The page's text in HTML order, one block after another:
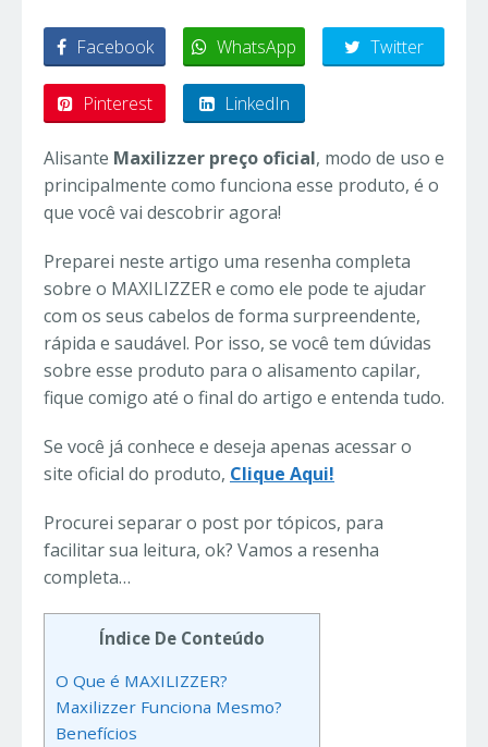
Facebook WhatsApp Twitter
Pinterest LinkedIn
Alisante Maxilizzer preço oficial, modo de uso e
principalmente como funciona esse produto, é o
que você vai descobrir agora!
Preparei neste artigo uma resenha completa
sobre o MAXILIZZER e como ele pode te ajudar
com os seus cabelos de forma surpreendente,
rápida e saudável. Por isso, se você tem dúvidas
sobre esse produto para o alisamento capilar,
fique comigo até o final do artigo e entenda tudo.
Se você já conhece e deseja apenas acessar o
site oficial do produto, Clique Aqui!
Procurei separar o post por tópicos, para
facilitar sua leitura, ok? Vamos a resenha
completa…
Índice De Conteúdo
O Que é MAXILIZZER?
Maxilizzer Funciona Mesmo?
Benefícios